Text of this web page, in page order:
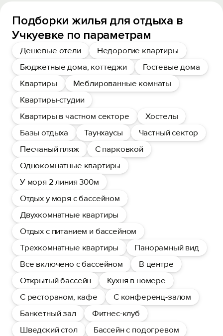
Подборки жилья для отдыха в
Учкуевке по параметрам
Дешевые отели
Недорогие квартиры
Бюджетные дома, коттеджи
Гостевые дома
Квартиры
Меблированные комнаты
Квартиры-студии
Квартиры в частном секторе
Хостелы
Базы отдыха
Таунхаусы
Частный сектор
Песчаный пляж
С парковкой
Однокомнатные квартиры
У моря 2 линия 300м
Отдых у моря с бассейном
Двухкомнатные квартиры
Отдых с питанием и бассейном
Трехкомнатные квартиры
Панорамный вид
Все включено с бассейном
В центре
Открытый бассейн
Кухня в номере
С рестораном, кафе
С конференц-залом
Банкетный зал
Фитнес-клуб
Шведский стол
Бассейн с подогревом